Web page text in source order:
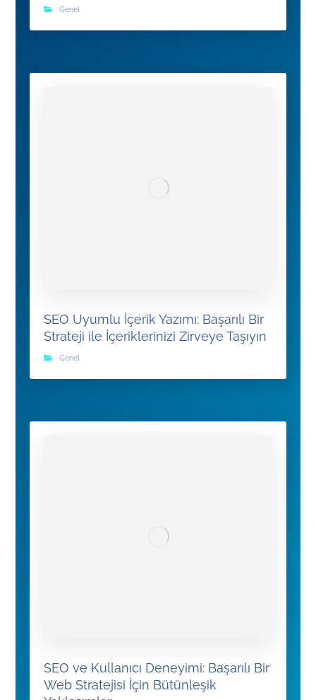
Genel
SEO Uyumlu İçerik Yazımı: Başarılı Bir
Strateji ile İçeriklerinizi Zirveye Taşıyın
Genel
SEO ve Kullanıcı Deneyimi: Başarılı Bir
Web Stratejisi İçin Bütünleşik